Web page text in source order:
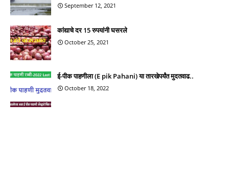
September 12, 2021
कांद्याचे दर 15 रुपयांनी घसरले
October 25, 2021
ई-पीक पाहणीला (E pik Pahani) या तारखेपर्यंत मुदतवाढ..
October 18, 2022